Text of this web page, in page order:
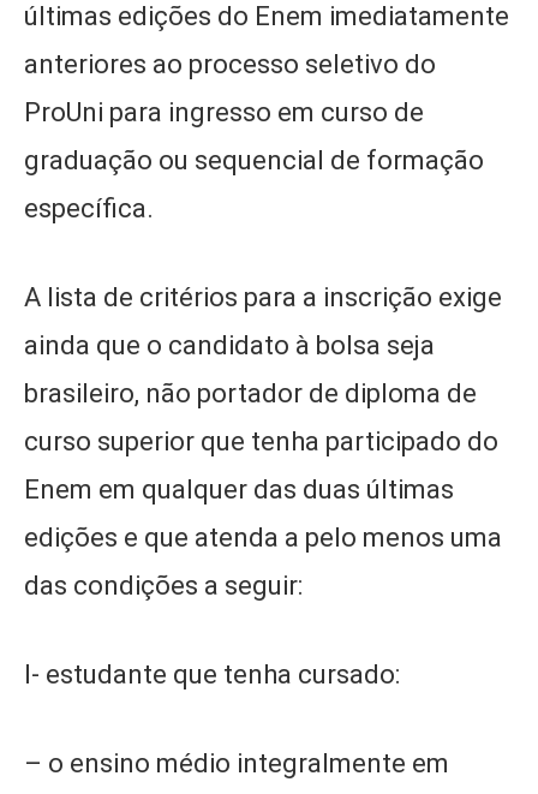
últimas edições do Enem imediatamente
anteriores ao processo seletivo do
ProUni para ingresso em curso de
graduação ou sequencial de formação
específica.
A lista de critérios para a inscrição exige
ainda que o candidato à bolsa seja
brasileiro, não portador de diploma de
curso superior que tenha participado do
Enem em qualquer das duas últimas
edições e que atenda a pelo menos uma
das condições a seguir:
I- estudante que tenha cursado:
– o ensino médio integralmente em